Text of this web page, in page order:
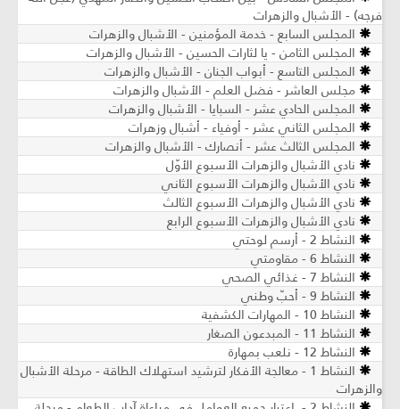
فرجه) - الأشبال والزهرات
المجلس السابع - خدمة المؤمنين - الأشبال والزهرات
المجلس الثامن - يا لثارات الحسين - الأشبال والزهرات
المجلس التاسع - أبواب الجنان - الأشبال والزهرات
مجلس العاشر - فضل العلم - الأشبال والزهرات
المجلس الحادي عشر - السبايا - الأشبال والزهرات
المجلس الثاني عشر - أوفياء - أشبال وزهرات
المجلس الثالث عشر - أنصارك - الأشبال والزهرات
نادي الأشبال والزهرات الأسبوع الأوّل
نادي الأشبال والزهرات الأسبوع الثاني
نادي الأشبال والزهرات الأسبوع الثالث
نادي الأشبال والزهرات الأسبوع الرابع
النشاط 2 - أرسم لوحتي
النشاط 6 - مقاومتي
النشاط 7 - غذائي الصحي
النشاط 9 - أحبّ وطني
النشاط 10 - المهارات الكشفية
النشاط 11 - المبدعون الصغار
النشاط 12 - نلعب بمهارة
النشاط 1 - معالجة الأفكار لترشيد استهلاك الطاقة - مرحلة الأشبال
والزهرات